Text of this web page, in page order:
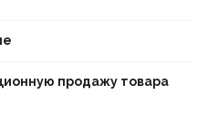
продажу товара